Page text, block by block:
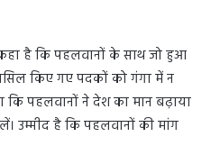
कहा है कि पहलवानों के साथ जो हुआ
किए गए पदकों को गंगा में न
कि पहलवानों ने देश का मान बढ़ाया
उम्मीद है कि पहलवानों की मांग